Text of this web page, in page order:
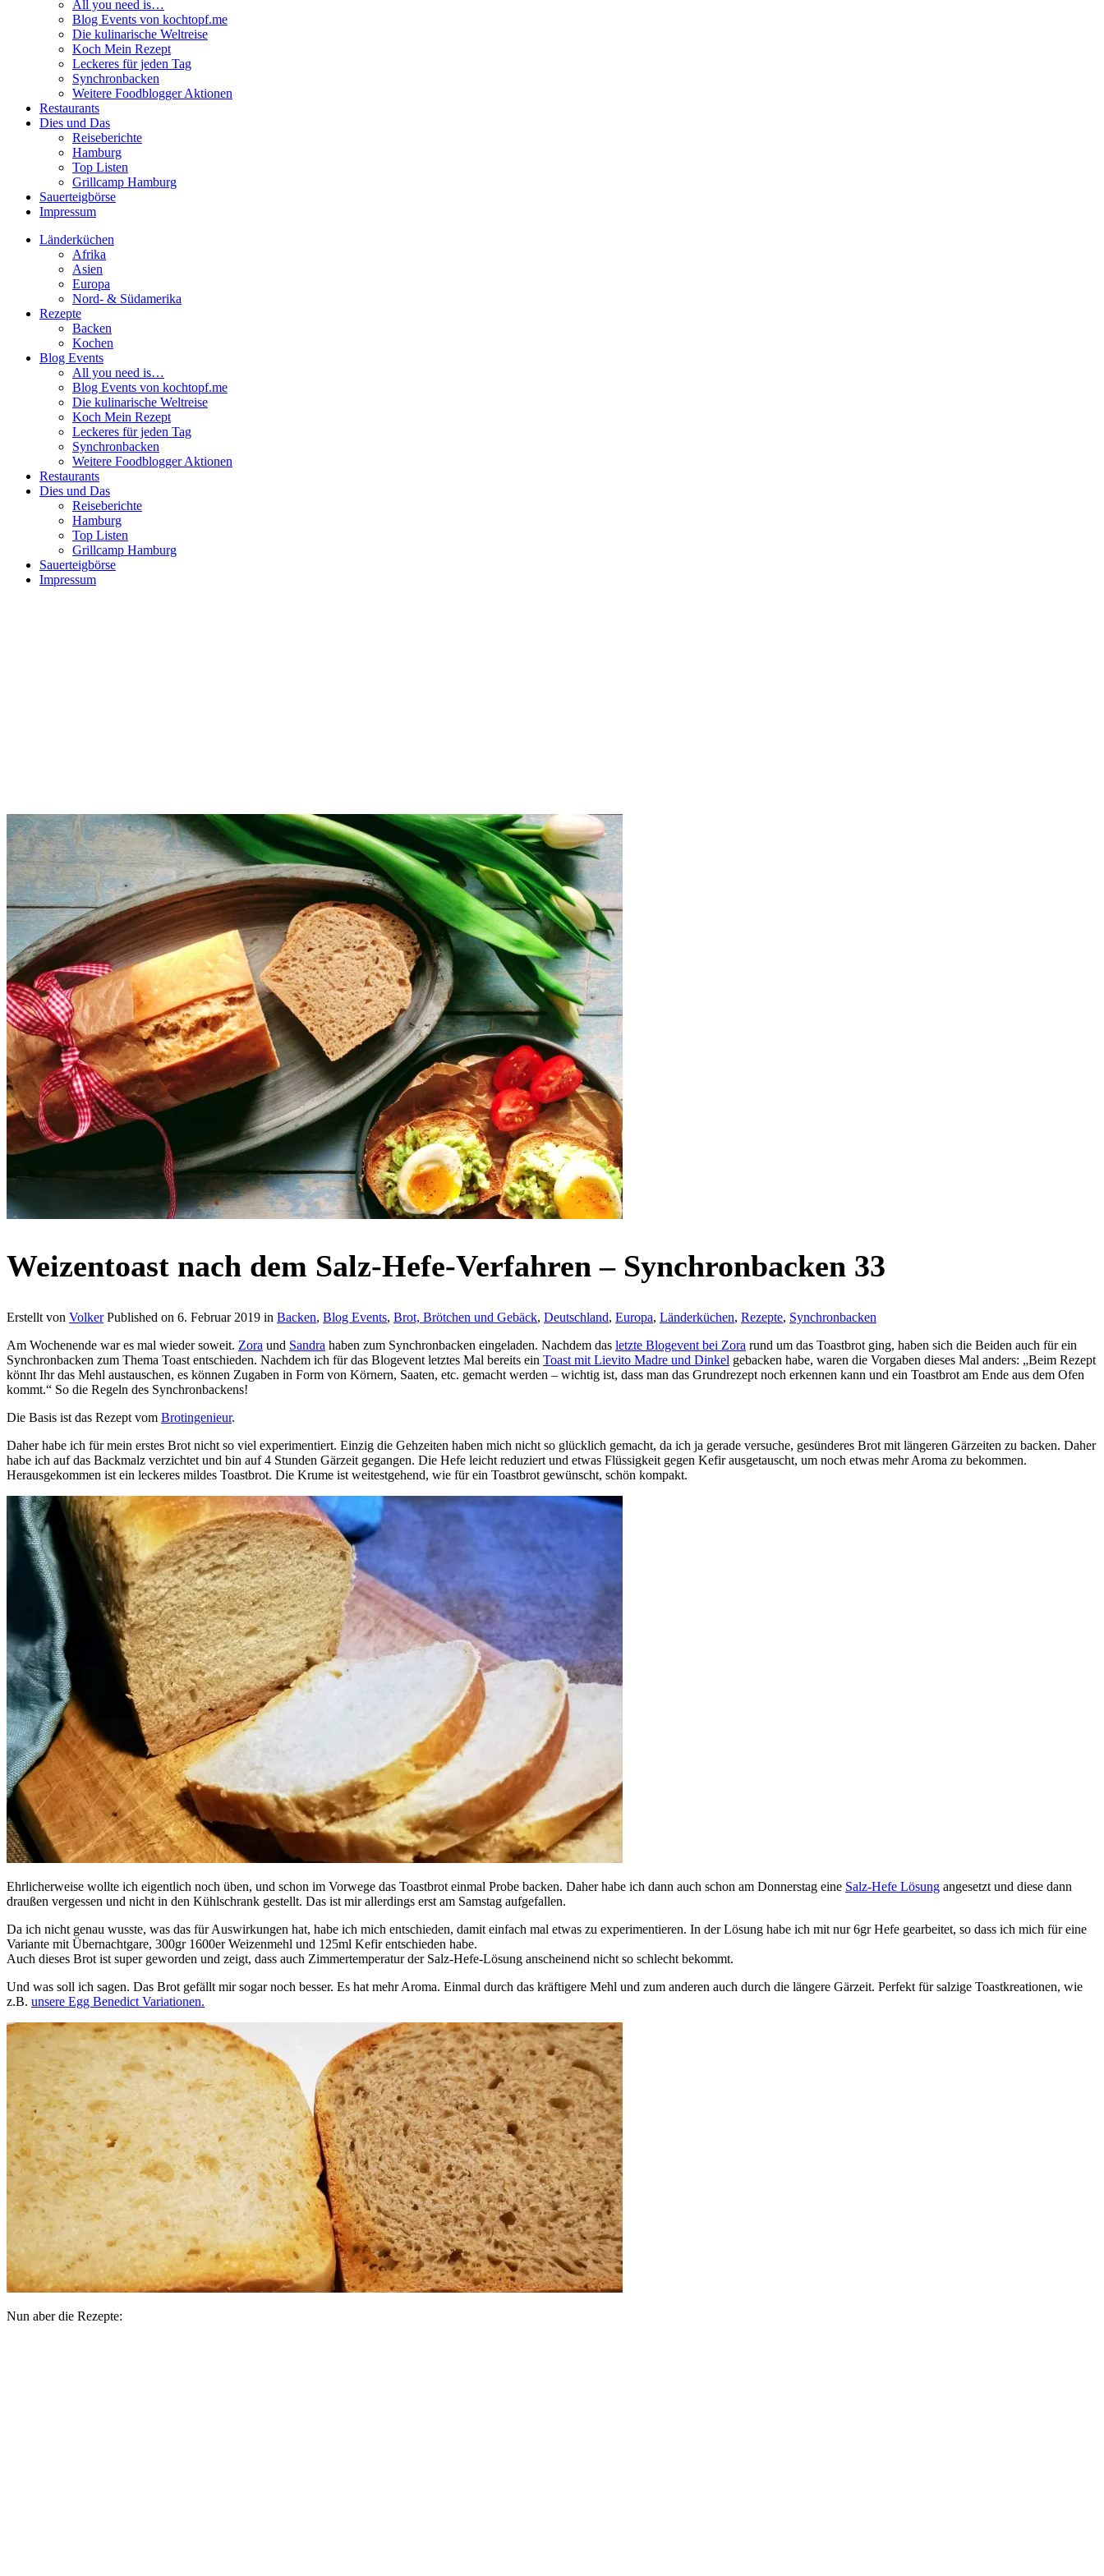
All you need is…
Blog Events von kochtopf.me
Die kulinarische Weltreise
Koch Mein Rezept
Leckeres für jeden Tag
Synchronbacken
Weitere Foodblogger Aktionen
Restaurants
Dies und Das
Reiseberichte
Hamburg
Top Listen
Grillcamp Hamburg
Sauerteigbörse
Impressum
Länderküchen
Afrika
Asien
Europa
Nord- & Südamerika
Rezepte
Backen
Kochen
Blog Events
All you need is…
Blog Events von kochtopf.me
Die kulinarische Weltreise
Koch Mein Rezept
Leckeres für jeden Tag
Synchronbacken
Weitere Foodblogger Aktionen
Restaurants
Dies und Das
Reiseberichte
Hamburg
Top Listen
Grillcamp Hamburg
Sauerteigbörse
Impressum
Weizentoast nach dem Salz-Hefe-Verfahren – Synchronbacken 33
Erstellt von Volker Published on 6. Februar 2019 in Backen, Blog Events, Brot, Brötchen und Gebäck, Deutschland, Europa, Länderküchen, Rezepte, Synchronbacken
Am Wochenende war es mal wieder soweit. Zora und Sandra haben zum Synchronbacken eingeladen. Nachdem das letzte Blogevent bei Zora rund um das Toastbrot ging, haben sich die Beiden auch für ein
Synchronbacken zum Thema Toast entschieden. Nachdem ich für das Blogevent letztes Mal bereits ein Toast mit Lievito Madre und Dinkel gebacken habe, waren die Vorgaben dieses Mal anders: „Beim Rezept
könnt Ihr das Mehl austauschen, es können Zugaben in Form von Körnern, Saaten, etc. gemacht werden – wichtig ist, dass man das Grundrezept noch erkennen kann und ein Toastbrot am Ende aus dem Ofen
kommt.“ So die Regeln des Synchronbackens!
Die Basis ist das Rezept vom Brotingenieur.
Daher habe ich für mein erstes Brot nicht so viel experimentiert. Einzig die Gehzeiten haben mich nicht so glücklich gemacht, da ich ja gerade versuche, gesünderes Brot mit längeren Gärzeiten zu backen. Daher
habe ich auf das Backmalz verzichtet und bin auf 4 Stunden Gärzeit gegangen. Die Hefe leicht reduziert und etwas Flüssigkeit gegen Kefir ausgetauscht, um noch etwas mehr Aroma zu bekommen.
Herausgekommen ist ein leckeres mildes Toastbrot. Die Krume ist weitestgehend, wie für ein Toastbrot gewünscht, schön kompakt.
Ehrlicherweise wollte ich eigentlich noch üben, und schon im Vorwege das Toastbrot einmal Probe backen. Daher habe ich dann auch schon am Donnerstag eine Salz-Hefe Lösung angesetzt und diese dann
draußen vergessen und nicht in den Kühlschrank gestellt. Das ist mir allerdings erst am Samstag aufgefallen.
Da ich nicht genau wusste, was das für Auswirkungen hat, habe ich mich entschieden, damit einfach mal etwas zu experimentieren. In der Lösung habe ich mit nur 6gr Hefe gearbeitet, so dass ich mich für eine
Variante mit Übernachtgare, 300gr 1600er Weizenmehl und 125ml Kefir entschieden habe.
Auch dieses Brot ist super geworden und zeigt, dass auch Zimmertemperatur der Salz-Hefe-Lösung anscheinend nicht so schlecht bekommt.
Und was soll ich sagen. Das Brot gefällt mir sogar noch besser. Es hat mehr Aroma. Einmal durch das kräftigere Mehl und zum anderen auch durch die längere Gärzeit. Perfekt für salzige Toastkreationen, wie
z.B. unsere Egg Benedict Variationen.
Nun aber die Rezepte: